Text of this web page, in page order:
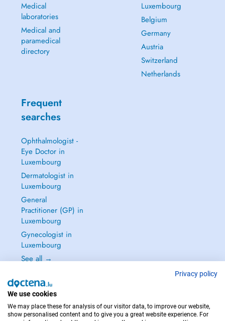
Medical
laboratories
Medical and
paramedical
directory
Luxembourg
Belgium
Germany
Austria
Switzerland
Netherlands
Frequent
searches
Ophthalmologist -
Eye Doctor in
Luxembourg
Dermatologist in
Luxembourg
General
Practitioner (GP) in
Luxembourg
Gynecologist in
Luxembourg
See all →
IN CASE OF EMERGENCIES, PLEASE CONTACT : 112
Privacy policy
We use cookies
We may place these for analysis of our visitor data, to improve our website,
show personalised content and to give you a great website experience. For